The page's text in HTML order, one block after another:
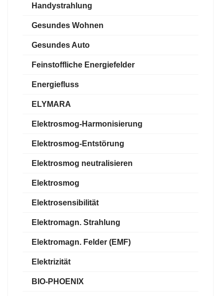
Handystrahlung
Gesundes Wohnen
Gesundes Auto
Feinstoffliche Energiefelder
Energiefluss
ELYMARA
Elektrosmog-Harmonisierung
Elektrosmog-Entstörung
Elektrosmog neutralisieren
Elektrosmog
Elektrosensibilität
Elektromagn. Strahlung
Elektromagn. Felder (EMF)
Elektrizität
BIO-PHOENIX